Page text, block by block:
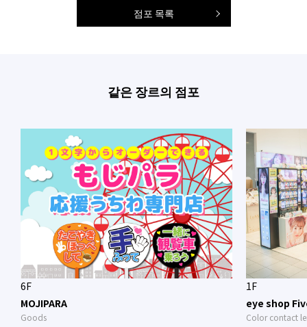
점포 목록
같은 장르의 점포
6F
MOJIPARA
Goods
1F
eye shop
Color contact